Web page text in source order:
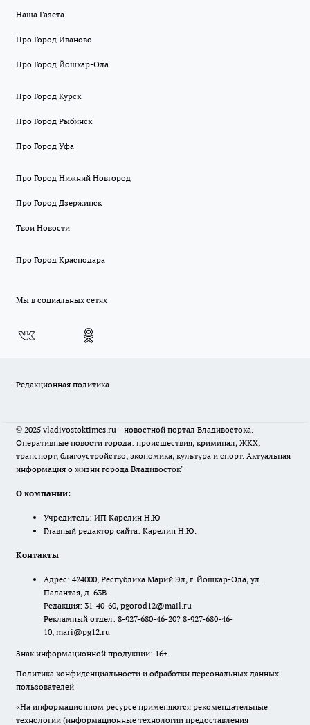
Наша Газета
Про Город Иваново
Про Город Йошкар-Ола
Про Город Курск
Про Город Рыбинск
Про Город Уфа
Про Город Нижний Новгород
Про Город Дзержинск
Твои Новости
Про Город Краснодара
Мы в социальных сетях
Редакционная политика
© 2025 vladivostoktimes.ru - новостной портал Владивостока.
Оперативные новости города: происшествия, криминал, ЖКХ,
транспорт, благоустройство, экономика, культура и спорт. Актуальная
информация о жизни города Владивосток"
О компании:
Учредитель: ИП Карелин Н.Ю
Главный редактор сайта: Карелин Н.Ю.
Контакты
Адрес: 424000, Республика Марий Эл, г. Йошкар-Ола, ул.
Палантая, д. 63В
Редакция: 31-40-60, pgorod12@mail.ru
Рекламный отдел: 8-927-680-46-20? 8-927-680-46-
10, mari@pg12.ru
Знак информационной продукции: 16+.
Политика конфиденциальности и обработки персональных данных
пользователей
«На информационном ресурсе применяются рекомендательные
технологии (информационные технологии предоставления